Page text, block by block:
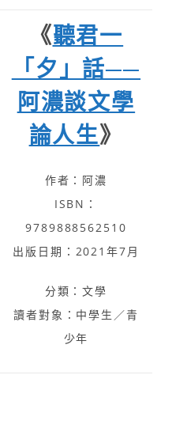
《聽君一
「夕」話──
阿濃談文學
論人生》
作者：阿濃
ISBN：
9789888562510
出版日期：2021年7月
分類：文學
讀者對象：中學生／青
少年